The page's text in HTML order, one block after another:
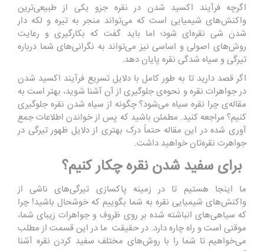
اگرچه فرآیند اکسید شدن در نقره جزو یکی از طبیعی‌ترین
واکنش‌های شیمیایی است که می‌تواند منجر به تیره و لکه دار
شدن شی نقره‌ای شود؛ اما باید گفت که بکارگیری و رعایت
روش‌های اصولی و اساسی نیز می‌تواند به نگرانی‌های شما درباره
تیرگی و سیاه شدگی نقره پایان دهد.
اگر قصد دارید تا به طور کامل با دلایل تسریع فرآیند اکسید شدن
در جواهرات نقره و نحوه‌‌ی جلوگیری از آن آشنا شوید، بهتر است به
مقاله‌ی چرا نقره سیاه می‌شود؟ چگونه از سیاه شدن نقره جلوگیری
کنیم؟ مراجعه کنید. مطمئن باشید که پس از خواندن اطلاعات جمع
آوری شده در این مقاله حتماً درک بهتری از دلایل ظهور تیرگی در
جواهرت نقره‌تان خواهید داشت.
برای سفید شدن نقره چکار کنیم؟
ما اینجا هستیم تا در زمینه پاکسازی تیرگی‌های ناشی از
واکنش‌های شیمیایی نقره به شما بگوییم که خوشحال باشید! چرا
که سیاهی‌های انباشته شده بر روی ظروف و جواهرات زیبای شما،
موقتی است و راه چاره دارد. در حقیقت ما در این قسمت از مطلب
می‌خواهیم تا شما را با روش‌های مختلف سفید کردن نقره آشنا